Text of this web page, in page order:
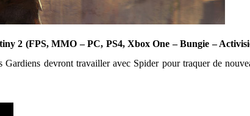
2 (FPS, MMO – PC, PS4, Xbox One – Bungie –
devront travailler avec Spider pour traquer de